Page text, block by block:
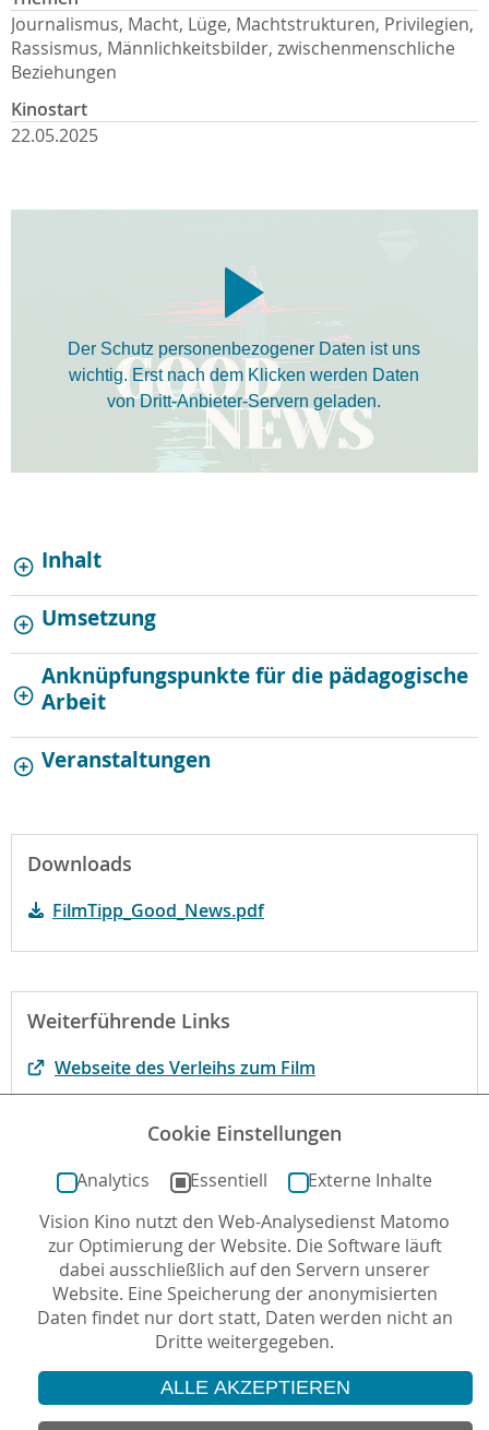
Journalismus, Macht, Lüge, Machtstrukturen, Privilegien,
Rassismus, Männlichkeitsbilder, zwischenmenschliche
Beziehungen
Kinostart
22.05.2025
Der Schutz personenbezogener Daten ist uns
wichtig. Erst nach dem Klicken werden Daten
von Dritt-Anbieter-Servern geladen.
Inhalt
Umsetzung
Anknüpfungspunkte für die pädagogische
Arbeit
Veranstaltungen
Downloads
FilmTipp_Good_News.pdf
Weiterführende Links
Webseite des Verleihs zum Film
Pressecodes des Deutschen Presserats
Autor*in: Ílyas Ínevi , 28.04.2025 , letzte Aktualisierung:
14.07.2025
© 2026 Vision Kino
Cookie Einstellungen
Analytics Essentiell
Externe Inhalte
Vision Kino nutzt den Web-Analysedienst Matomo
zur Optimierung der Website. Die Software läuft
dabei ausschließlich auf den Servern unserer
Website. Eine Speicherung der anonymisierten
Daten findet nur dort statt, Daten werden nicht an
Dritte weitergegeben.
ALLE AKZEPTIEREN